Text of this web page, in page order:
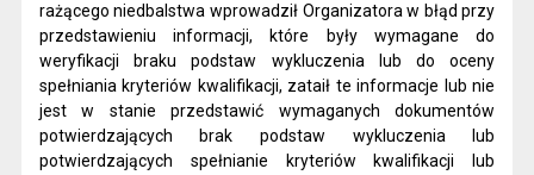
rażącego niedbalstwa wprowadził Organizatora w błąd przy
przedstawieniu informacji, które były wymagane do
weryfikacji braku podstaw wykluczenia lub do oceny
spełniania kryteriów kwalifikacji, zataił te informacje lub nie
jest w stanie przedstawić wymaganych dokumentów
potwierdzających brak podstaw wykluczenia lub
potwierdzających spełnianie kryteriów kwalifikacji lub